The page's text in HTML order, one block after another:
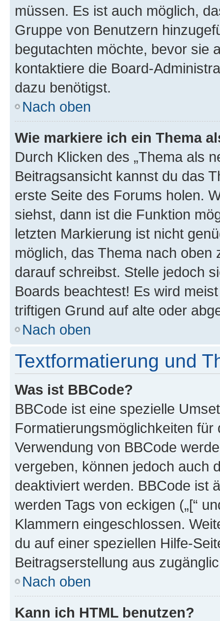
müssen. Es ist auch möglich,
Gruppe von Benutzern
begutachten möchte, bevor sie
kontaktiere die Board-
dazu benötigst.
Nach oben
Wie markiere ich ein Thema
Durch Klicken des „Thema als
Beitragsansicht kannst du das
erste Seite des Forums holen.
siehst, dann ist die Funktion
letzten Markierung ist nicht
möglich, das Thema nach oben
darauf schreibst. Stelle jedoch
Boards beachtest! Es wird
triftigen Grund auf alte oder
Nach oben
Textformatierung und
Was ist BBCode?
BBCode ist eine spezielle
Formatierungsmöglichkeiten
Verwendung von BBCode
vergeben, können jedoch auch
deaktiviert werden. BBCode ist
werden Tags von eckigen („[“
Klammern eingeschlossen.
du auf einer speziellen Hilfe-
Beitragserstellung aus
Nach oben
Kann ich HTML benutzen?